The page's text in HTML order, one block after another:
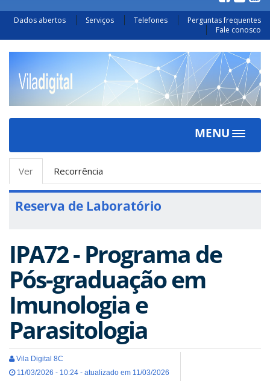
Dados abertos Serviços Telefones
Perguntas frequentes
Fale conosco
MENU
Toggle
Abas
primárias
Ver
ativa)
Recorrência
Reserva de Laboratório
IPA72 - Programa de
Pós-graduação em
Imunologia e
Parasitologia
Vila Digital 8C
11/03/2026 - 10:24 - atualizado em 11/03/2026